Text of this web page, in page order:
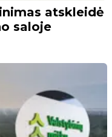
atskleidė
saloje